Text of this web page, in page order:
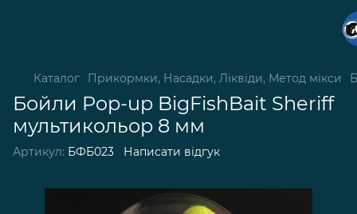
Каталог Прикормки, Насадки, Ліквіди, Метод мікси
Бойли Pop-up BigFishBait Sheriff
мультикольор 8 мм
Артикул: БФБ023 Написати відгук